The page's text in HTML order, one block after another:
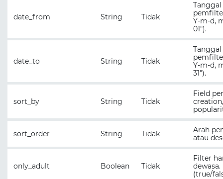
date_from String Tidak
Y-m-d,
01").
date_to String Tidak
Y-m-d,
31").
sort_by String Tidak
Field
sort_order String Tidak
Arah
atau
only_adult Boolean Tidak
Filter
(true/